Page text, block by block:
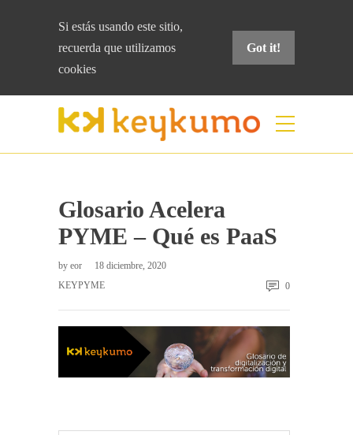
Si estás usando este sitio,
recuerda que utilizamos
cookies
Got it!
Home keyPYME
– Qué es PaaS
Glosario Acelera
PYME – Qué es PaaS
by eor
18 diciembre, 2020
KEYPYME
0